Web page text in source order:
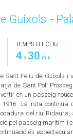
Guíxols -
TEMPS EFECTIU
4 h 30 min
Sant Feliu de Guíxols i
de Sant Pol.
en un passeig
1916. La ruta
del riu
pel passeig marítim i
és